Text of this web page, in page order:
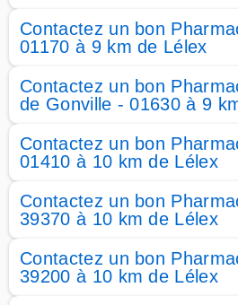
Contactez un bon
01170 à 9 km de Lélex
Contactez un bon
de Gonville - 01630 à 9
Contactez un bon
01410 à 10 km de Lélex
Contactez un bon
39370 à 10 km de Lélex
Contactez un bon
39200 à 10 km de Lélex